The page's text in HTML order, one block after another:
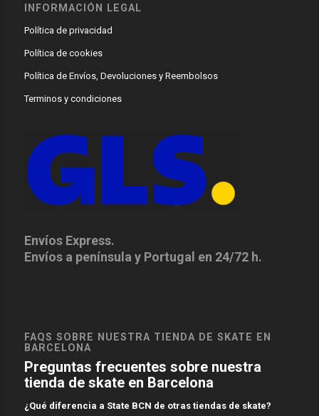
INFORMACIÓN LEGAL
Política de privacidad
Política de cookies
Política de Envíos, Devoluciones y Reembolsos
Terminos y condiciones
Envíos Express.
Envíos a península y Portugal en 24/72 h.
FAQS SOBRE NUESTRA TIENDA DE SKATE EN
BARCELONA
Preguntas frecuentes sobre nuestra
tienda de skate en Barcelona
¿Qué diferencia a State BCN de otras tiendas de skate?